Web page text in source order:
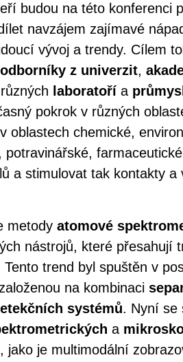
budou na této konferenci
navzájem zajímavé
vývoj a trendy. Cílem
odborníky z univerzit,
laboratořía
pokrok v různých
oblastech chemické,
potravinářské,
a stimulovat tak kontakty a
metody atomové
nástrojů, které přesahují
Tento trend byl spuštěn v
na kombinaci
systémů. Nyní se
a
jako je multimodální